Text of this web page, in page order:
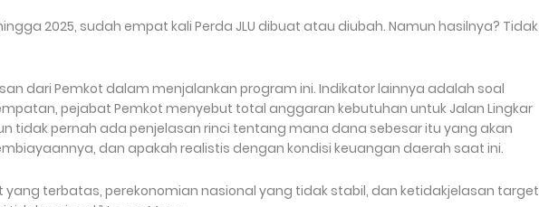
hingga 2025, sudah empat kali Perda JLU dibuat atau diubah. Namun hasilnya? Tidak
dari Pemkot dalam menjalankan program ini. Indikator lainnya adalah soal
pejabat Pemkot menyebut total anggaran kebutuhan untuk Jalan Lingkar
tidak pernah ada penjelasan rinci tentang mana dana sebesar itu yang akan
dan apakah realistis dengan kondisi keuangan daerah saat ini.
yang terbatas, perekonomian nasional yang tidak stabil, dan ketidakjelasan target